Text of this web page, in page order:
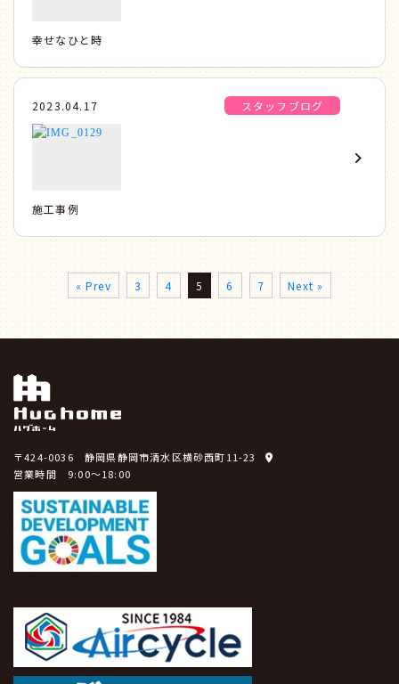
幸せなひと時
2023.04.17 スタッフブログ
施工事例
« Prev 3 4 5 6 7 Next »
〒424-0036 静岡県静岡市清水区横砂西町11-23
営業時間 9:00～18:00